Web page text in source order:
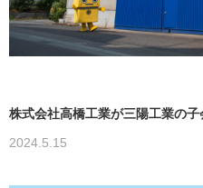
株式会社高橋工業が三陽工業の子
2024.5.15